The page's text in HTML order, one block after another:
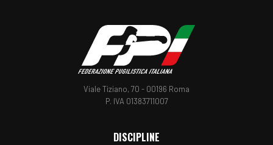
Viale Tiziano, 70 - 00196 Roma
P. IVA 01383711007
DISCIPLINE